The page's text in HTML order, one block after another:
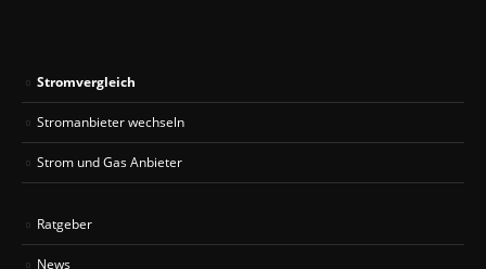
Stromvergleich
Stromanbieter wechseln
Strom und Gas Anbieter
Ratgeber
News